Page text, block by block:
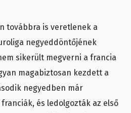
továbbra is veretlenek a
negyeddöntőjének
sikerült megverni a francia
magabiztosan kezdett a
negyedben már
és ledolgozták az első